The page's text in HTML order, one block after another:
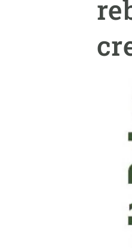
Infraestructures
Ciència oberta i gestió